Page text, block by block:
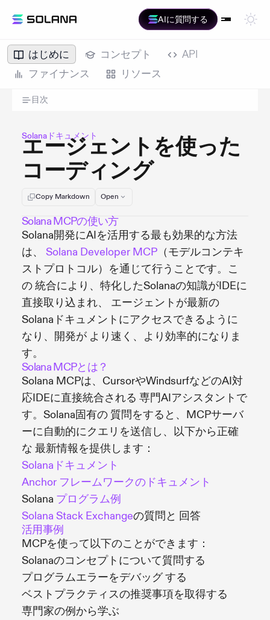
AIに質問する
はじめに コンセプト
API
ファイナンス
リソース
目次
Solanaドキュメント
エージェントを使った
コーディング
Copy Markdown Open
Solana MCPの使い方
Solana開発にAIを活用する最も効果的な方法
は、 Solana Developer MCP （モデルコンテキ
ストプロトコル）を通じて行うことです。こ
の 統合により、特化したSolanaの知識がIDEに
直接取り込まれ、 エージェントが最新の
Solanaドキュメントにアクセスできるように
なり、開発が より速く、より効率的になりま
す。
Solana MCPとは？
Solana MCPは、CursorやWindsurfなどのAI対
応IDEに直接統合される 専門AIアシスタントで
す。Solana固有の 質問をすると、MCPサーバ
ーに自動的にクエリを送信し、以下から正確
な 最新情報を提供します：
Solanaドキュメント
Anchor フレームワークのドキュメント
Solana プログラム例
Solana Stack Exchangeの質問と 回答
活用事例
MCPを使って以下のことができます：
Solanaのコンセプトについて質問する
プログラムエラーをデバッグ する
ベストプラクティスの推奨事項を取得する
専門家の例から学ぶ